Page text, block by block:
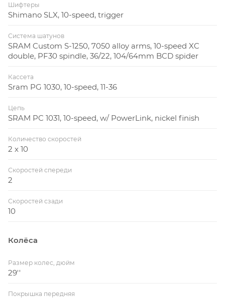
Шифтеры
Shimano SLX, 10-speed, trigger
Система шатунов
SRAM Custom S-1250, 7050 alloy arms, 10-speed XC
double, PF30 spindle, 36/22, 104/64mm BCD spider
Кассета
Sram PG 1030, 10-speed, 11-36
Цепь
SRAM PC 1031, 10-speed, w/ PowerLink, nickel finish
Количество скоростей
2 x 10
Скоростей спереди
2
Скоростей сзади
10
Колёса
Размер колес, дюйм
29''
Покрышка передняя